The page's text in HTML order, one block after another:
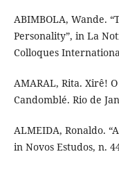
ABIMBOLA, Wande.
Personality”, in La
Colloques
AMARAL, Rita. Xirê!
Candomblé. Rio de
ALMEIDA, Ronaldo.
in Novos Estudos, n.